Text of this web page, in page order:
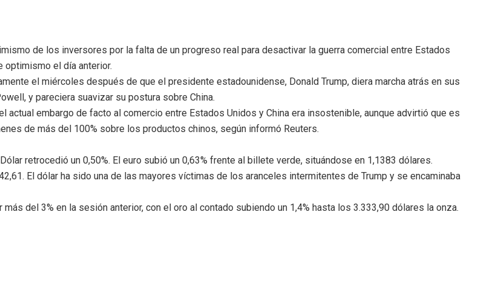
de los inversores por la falta de un progreso real para desactivar la guerra comercial entre Estados
optimismo el día anterior.
el miércoles después de que el presidente estadounidense, Donald Trump, diera marcha atrás en sus
y pareciera suavizar su postura sobre China.
embargo de facto al comercio entre Estados Unidos y China era insostenible, aunque advirtió que es
de más del 100% sobre los productos chinos, según informó Reuters.
retrocedió un 0,50%. El euro subió un 0,63% frente al billete verde, situándose en 1,1383 dólares.
El dólar ha sido una de las mayores víctimas de los aranceles intermitentes de Trump y se encaminaba
del 3% en la sesión anterior, con el oro al contado subiendo un 1,4% hasta los 3.333,90 dólares la onza.